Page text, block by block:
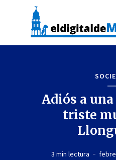
Adiós a
triste
3 min lectura